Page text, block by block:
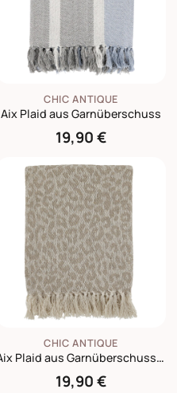
CHIC ANTIQUE
Aix Plaid aus Garnüberschuss
19,90 €
CHIC ANTIQUE
Aix Plaid aus Garnüberschuss, Leopardmuster
19,90 €